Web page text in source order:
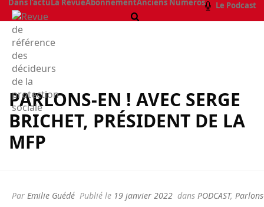
Dans l’actu La RevueAbonnementAnciens Numéros Le Podcast
PARLONS-EN ! AVEC SERGE
BRICHET, PRÉSIDENT DE LA
MFP
Par Emilie Guédé Publié le 19 janvier 2022 dans PODCAST,